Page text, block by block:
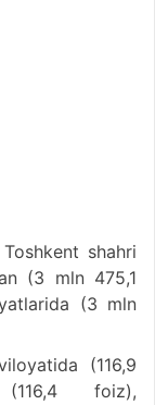
shahri
(3 mln 475,1
(3 mln
(116,9
foiz),